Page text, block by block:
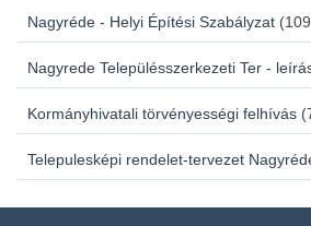
Nagyréde - Helyi Építési Szabályzat
Nagyrede Településszerkezeti Ter -
Kormányhivatali törvényességi felhívás
Telepulesképi rendelet-tervezet